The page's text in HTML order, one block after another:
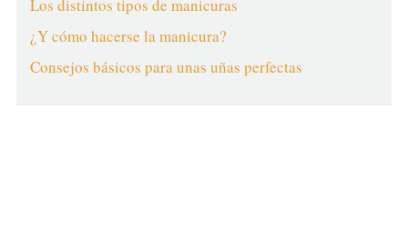
Los distintos tipos de manicuras
¿Y cómo hacerse la manicura?
Consejos básicos para unas uñas perfectas